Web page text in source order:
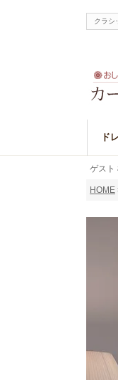
クラシ
ド
ゲスト
HOME